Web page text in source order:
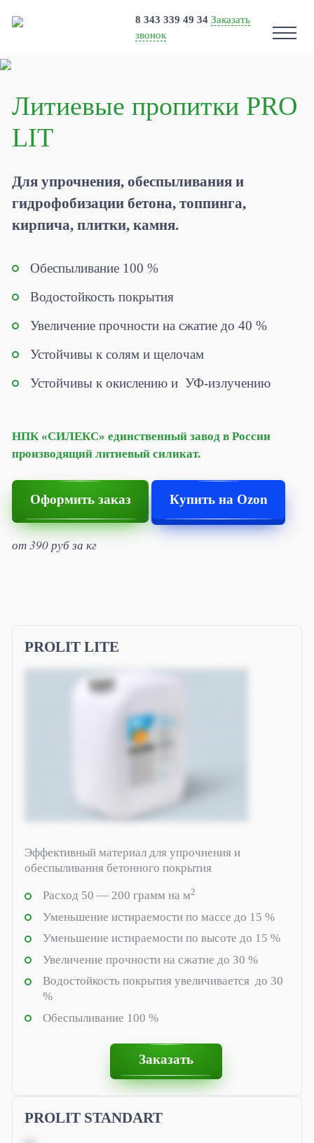
8 343 339 49 34 Заказать
звонок
Жидкое стекло литиевое
Жидкое стекло натриевое
Эмульсии
Эмульсии для цементных и деревянных материалов
краски и штукатурки
Строительные решения
Универсальная гидрофобная пропитка Ligera
Гидрофобизаторы для металла Ligera Ceramic
Литиевая пропитка PROLIT
Пропитка упрочнитель PROSIL
Кюринг PROSIL PROTECT
Упрочняющая грунтовка Prosil
Нефтяные решения
Гелеобразователь “ONESIL”
Гидрофобизирующая кремнийорганическая
Литиевые пропитки PRO
LIT
Для упрочнения, обеспыливания и
гидрофобизации бетона, топпинга,
кирпича, плитки, камня.
Обеспыливание 100 %
Водостойкость покрытия
Увеличение прочности на сжатие до 40 %
Устойчивы к солям и щелочам
Устойчивы к окислению и УФ-излучению
НПК «СИЛЕКС» единственный завод в России
производящий литиевый силикат.
Оформить заказ Купить на Ozon
от 390 руб за кг
PROLIT LITE
Эффективный материал для упрочнения и
обеспыливания бетонного покрытия
Расход 50 — 200 грамм на м2
Уменьшение истираемости по массе до 15 %
Уменьшение истираемости по высоте до 15 %
Увеличение прочности на сжатие до 30 %
Водостойкость покрытия увеличивается до 30
%
Обеспыливание 100 %
Заказать
PROLIT STANDART